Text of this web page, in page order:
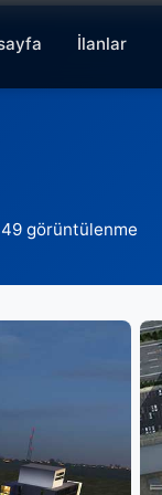
İlanlar
görüntülenme